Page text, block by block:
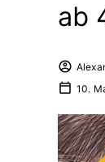
ab
10.